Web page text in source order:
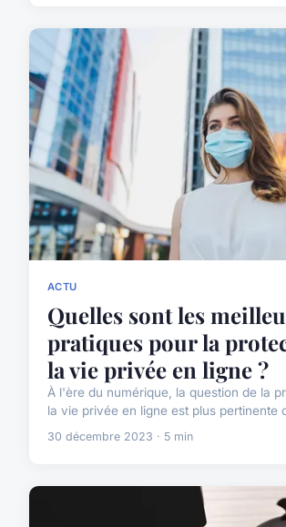
ACTU
Quelles sont les
pratiques pour la
la vie privée en ligne ?
À l'ère du numérique, la question de la
la vie privée en ligne est plus pertinente
30 décembre 2023 · 5 min